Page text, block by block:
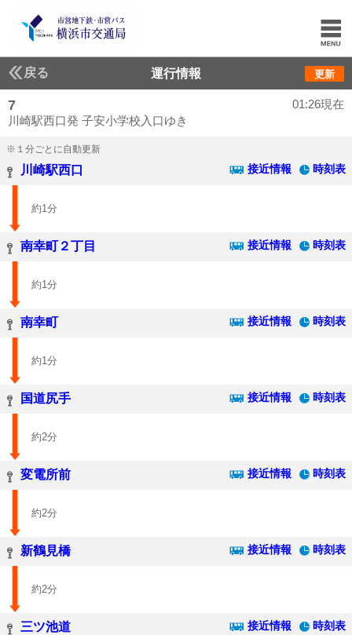
戻る 運行情報 更新
7
川崎駅西口発 子安小学校入口ゆき
01:26現在
※１分ごとに自動更新
川崎駅西口 接近情報 時刻表
約1分
南幸町２丁目 接近情報 時刻表
約1分
南幸町 接近情報 時刻表
約1分
国道尻手 接近情報 時刻表
約2分
変電所前 接近情報 時刻表
約2分
新鶴見橋 接近情報 時刻表
約2分
三ツ池道 接近情報 時刻表